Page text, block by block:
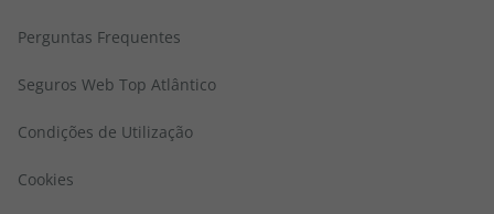
Perguntas Frequentes
Seguros Web Top Atlântico
Condições de Utilização
Cookies